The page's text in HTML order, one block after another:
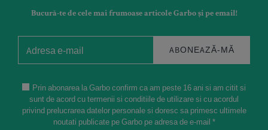
Bucură-te de cele mai frumoase articole Garbo și pe email!
ABONEAZĂ-MĂ
Prin abonarea la Garbo confirm ca am peste 16 ani si am citit si
sunt de acord cu termenii si conditiile de utilizare si cu acordul
privind prelucrarea datelor personale si doresc sa primesc ultimele
noutati publicate pe Garbo pe adresa de e-mail *